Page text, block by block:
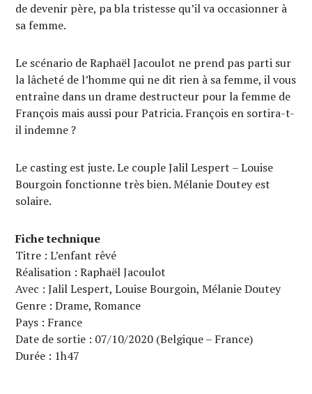
de devenir père, pa bla tristesse qu’il va occasionner à
sa femme.
Le scénario de Raphaël Jacoulot ne prend pas parti sur
la lâcheté de l’homme qui ne dit rien à sa femme, il vous
entraîne dans un drame destructeur pour la femme de
François mais aussi pour Patricia. François en sortira-t-
il indemne ?
Le casting est juste. Le couple Jalil Lespert – Louise
Bourgoin fonctionne très bien. Mélanie Doutey est
solaire.
Fiche technique
Titre : L’enfant rêvé
Réalisation : Raphaël Jacoulot
Avec : Jalil Lespert, Louise Bourgoin, Mélanie Doutey
Genre : Drame, Romance
Pays : France
Date de sortie : 07/10/2020 (Belgique – France)
Durée : 1h47